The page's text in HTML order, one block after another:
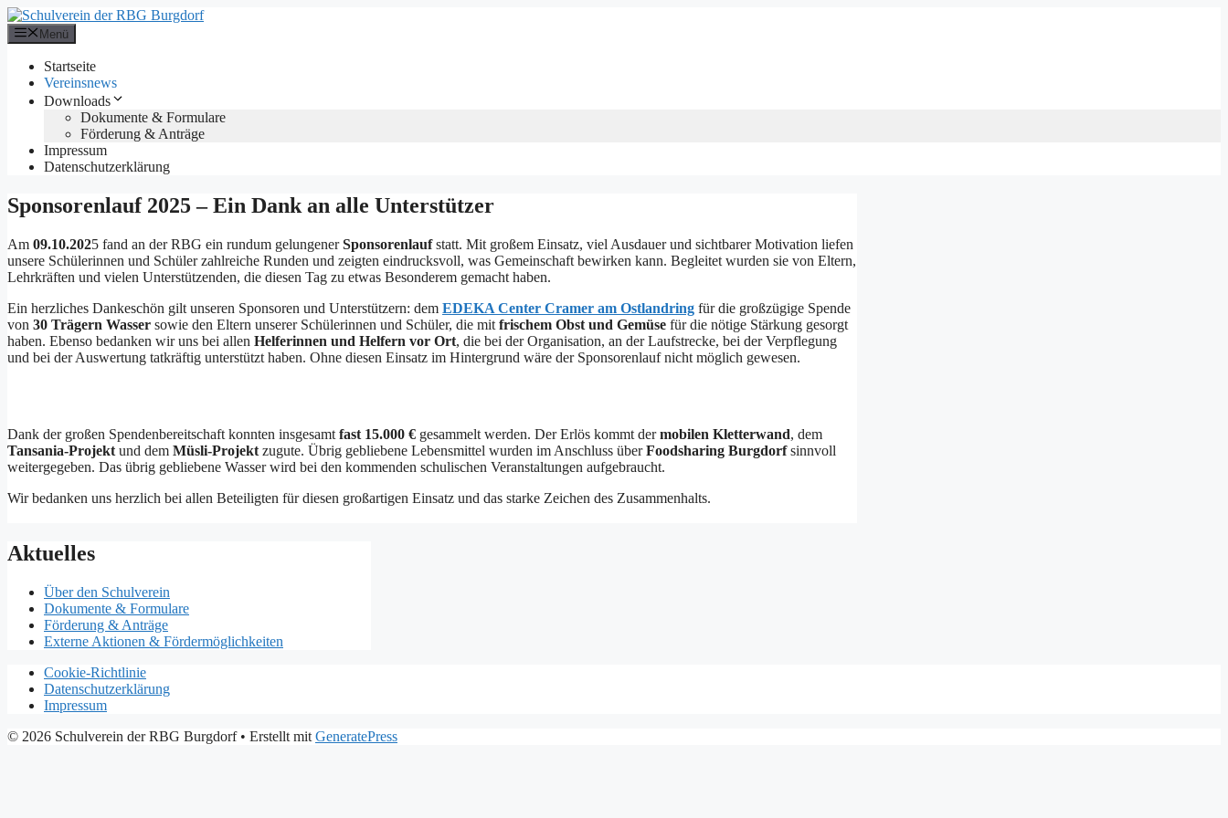
Zum
Inhalt
springen
Menü
Startseite
Vereinsnews
Downloads
Dokumente & Formulare
Förderung & Anträge
Impressum
Datenschutzerklärung
Sponsorenlauf 2025 – Ein Dank an alle Unterstützer
Am 09.10.2025 fand an der RBG ein rundum gelungenerSponsorenlaufstatt. Mit großem Einsatz, viel Ausdauer und sichtbarer Motivation liefen
unsere Schülerinnen und Schüler zahlreiche Runden und zeigten eindrucksvoll, was Gemeinschaft bewirken kann. Begleitet wurden sie von Eltern,
Lehrkräften und vielen Unterstützenden, die diesen Tag zu etwas Besonderem gemacht haben.
Ein herzliches Dankeschön gilt unseren Sponsoren und Unterstützern: dem EDEKA Center Cramer am Ostlandring für die großzügige Spende
von 30 Trägern Wasser sowie den Eltern unserer Schülerinnen und Schüler, die mit frischem Obst und Gemüse für die nötige Stärkung gesorgt
haben. Ebenso bedanken wir uns bei allen Helferinnen und Helfern vor Ort, die bei der Organisation, an der Laufstrecke, bei der Verpflegung
und bei der Auswertung tatkräftig unterstützt haben. Ohne diesen Einsatz im Hintergrund wäre der Sponsorenlauf nicht möglich gewesen.
Dank der großen Spendenbereitschaft konnten insgesamt fast 15.000 € gesammelt werden. Der Erlös kommt dermobilen Kletterwand, dem
Tansania-Projekt und dem Müsli-Projekt zugute. Übrig gebliebene Lebensmittel wurden im Anschluss überFoodsharing Burgdorfsinnvoll
weitergegeben. Das übrig gebliebene Wasser wird bei den kommenden schulischen Veranstaltungen aufgebraucht.
Wir bedanken uns herzlich bei allen Beteiligten für diesen großartigen Einsatz und das starke Zeichen des Zusammenhalts.
Aktuelles
Über den Schulverein
Dokumente & Formulare
Förderung & Anträge
Externe Aktionen & Fördermöglichkeiten
Cookie-Richtlinie
Datenschutzerklärung
Impressum
© 2026 Schulverein der RBG Burgdorf• Erstellt mit GeneratePress